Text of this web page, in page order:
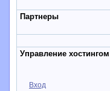
Партнеры
Управление хостингом
Вход